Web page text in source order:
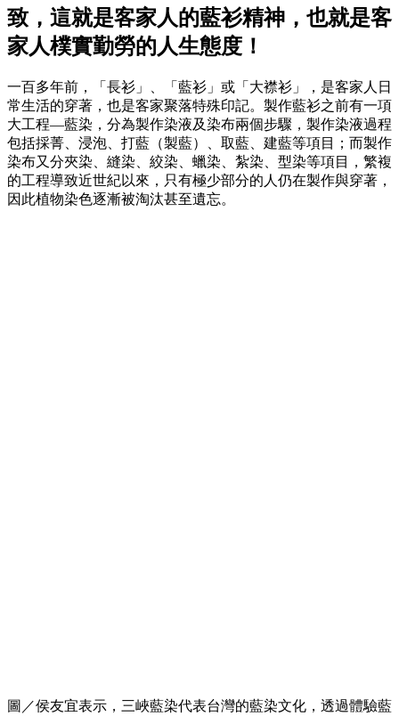
致，這就是客家人的藍衫精神，也就是客
家人樸實勤勞的人生態度！
一百多年前，「長衫」、「藍衫」或「大襟衫」，是客家人日
常生活的穿著，也是客家聚落特殊印記。製作藍衫之前有一項
大工程―藍染，分為製作染液及染布兩個步驟，製作染液過程
包括採菁、浸泡、打藍（製藍）、取藍、建藍等項目；而製作
染布又分夾染、縫染、絞染、蠟染、紮染、型染等項目，繁複
的工程導致近世紀以來，只有極少部分的人仍在製作與穿著，
因此植物染色逐漸被淘汰甚至遺忘。
圖／侯友宜表示，三峽藍染代表台灣的藍染文化，透過體驗藍